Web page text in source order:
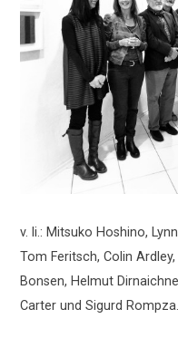
v. li.: Mitsuko Hoshino,
Tom Feritsch, Colin
Bonsen, Helmut
Carter und Sigurd